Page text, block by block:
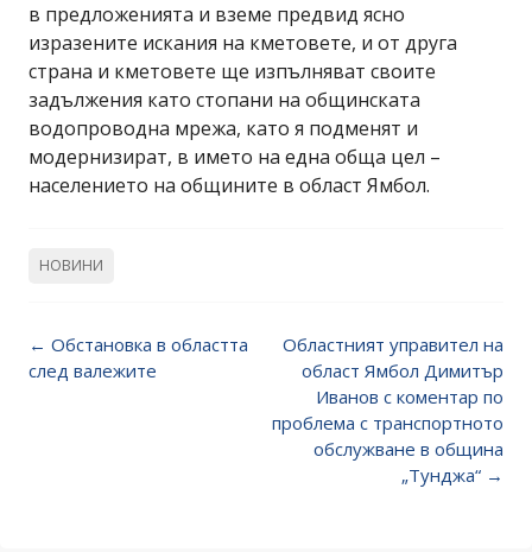
в предложенията и вземе предвид ясно
изразените искания на кметовете, и от друга
страна и кметовете ще изпълняват своите
задължения като стопани на общинската
водопроводна мрежа, като я подменят и
модернизират, в името на една обща цел –
населението на общините в област Ямбол.
НОВИНИ
Post
navigation
← Обстановка в областта
след валежите
Областният управител на
област Ямбол Димитър
Иванов с коментар по
проблема с транспортното
обслужване в община
„Тунджа“ →